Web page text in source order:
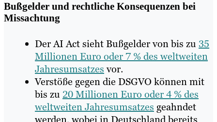
Bußgelder und rechtliche Konsequenzen bei
Missachtung
Der AI Act sieht Bußgelder von bis zu 35
Millionen Euro oder 7 % des weltweiten
Jahresumsatzesvor.
Verstöße gegen die DSGVO können mit
bis zu 20 Millionen Euro oder 4 % des
weltweiten Jahresumsatzes geahndet
werden, wobei in Deutschland bereits